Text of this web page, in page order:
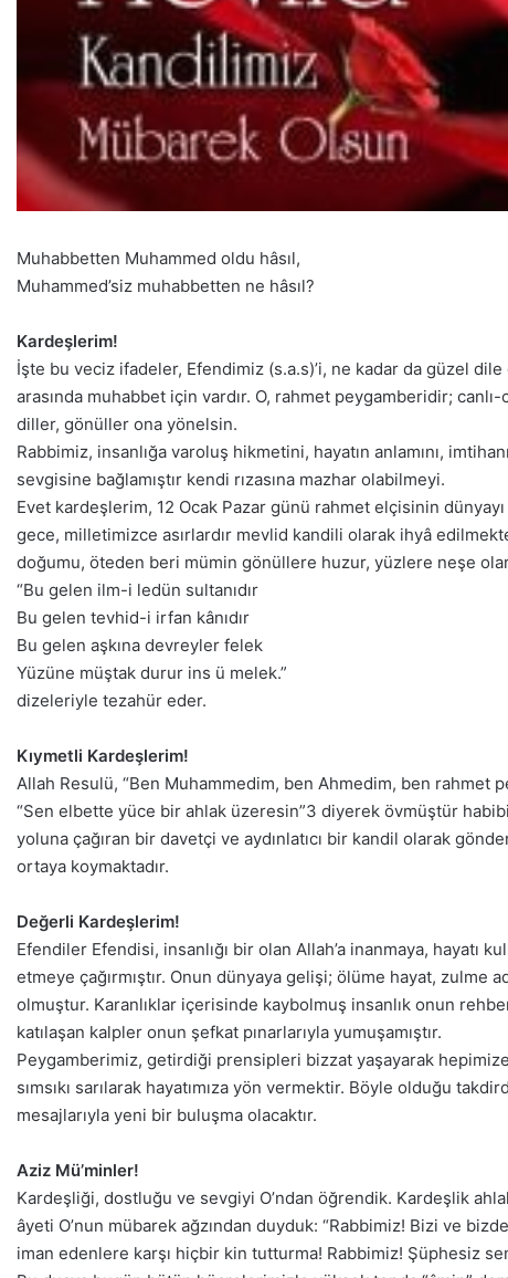
Muhabbetten Muhammed oldu hâsıl,
Muhammed’siz muhabbetten ne hâsıl?
Kardeşlerim!
İşte bu veciz ifadeler, Efendimiz (s.a.s)’i, ne kadar da güzel
arasında muhabbet için vardır. O, rahmet peygamberidir;
diller, gönüller ona yönelsin.
Rabbimiz, insanlığa varoluş hikmetini, hayatın anlamını,
sevgisine bağlamıştır kendi rızasına mazhar olabilmeyi.
Evet kardeşlerim, 12 Ocak Pazar günü rahmet elçisinin
gece, milletimizce asırlardır mevlid kandili olarak ihyâ
doğumu, öteden beri mümin gönüllere huzur, yüzlere neşe
“Bu gelen ilm-i ledün sultanıdır
Bu gelen tevhid-i irfan kânıdır
Bu gelen aşkına devreyler felek
Yüzüne müştak durur ins ü melek.”
dizeleriyle tezahür eder.
Kıymetli Kardeşlerim!
Allah Resulü, “Ben Muhammedim, ben Ahmedim, ben rahmet
“Sen elbette yüce bir ahlak üzeresin”3 diyerek övmüştür
yoluna çağıran bir davetçi ve aydınlatıcı bir kandil olarak
ortaya koymaktadır.
Değerli Kardeşlerim!
Efendiler Efendisi, insanlığı bir olan Allah’a inanmaya,
etmeye çağırmıştır. Onun dünyaya gelişi; ölüme hayat, zulme
olmuştur. Karanlıklar içerisinde kaybolmuş insanlık onun
katılaşan kalpler onun şefkat pınarlarıyla yumuşamıştır.
Peygamberimiz, getirdiği prensipleri bizzat yaşayarak
sımsıkı sarılarak hayatımıza yön vermektir. Böyle olduğu
mesajlarıyla yeni bir buluşma olacaktır.
Aziz Mü’minler!
Kardeşliği, dostluğu ve sevgiyi O’ndan öğrendik. Kardeşlik
âyeti O’nun mübarek ağzından duyduk: “Rabbimiz! Bizi ve
iman edenlere karşı hiçbir kin tutturma! Rabbimiz! Şüphesiz